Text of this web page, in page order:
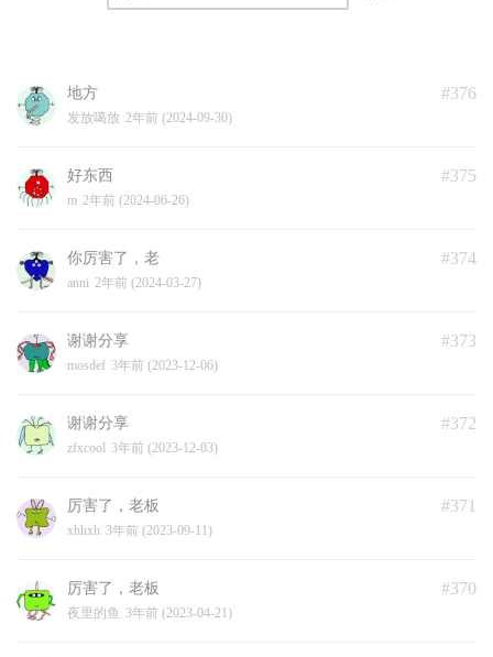
#376
地方
发放噶放 2年前 (2024-09-30)
#375
好东西
m 2年前 (2024-06-26)
#374
你厉害了，老
anni 2年前 (2024-03-27)
#373
谢谢分享
mosdef 3年前 (2023-12-06)
#372
谢谢分享
zfxcool 3年前 (2023-12-03)
#371
厉害了，老板
xhhxh 3年前 (2023-09-11)
#370
厉害了，老板
夜里的鱼 3年前 (2023-04-21)